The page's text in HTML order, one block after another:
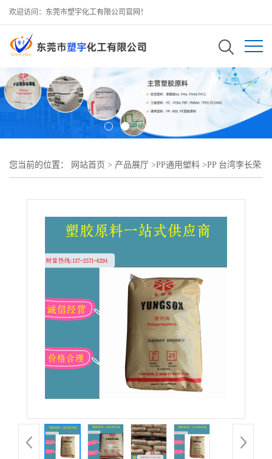
欢迎访问：东莞市塑宇化工有限公司官网！
您当前的位置： 网站首页 > 产品展厅 >PP通用塑料 >PP 台湾李长荣